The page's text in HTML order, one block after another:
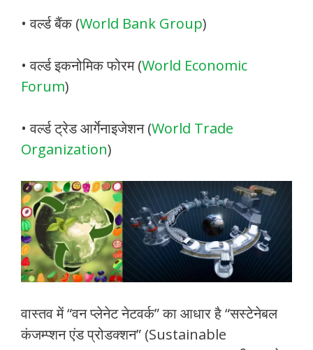
• वर्ल्ड बैंक (World Bank Group)
• वर्ल्ड इकनोमिक फोरम (World Economic
Forum)
• वर्ल्ड ट्रेड आर्गेनाइजेशन (World Trade
Organization)
वास्तव में “वन प्लेनेट नेटवर्क” का आधार है “सस्टेनेबल
कंजम्प्शन एंड प्रोडक्शन” (Sustainable